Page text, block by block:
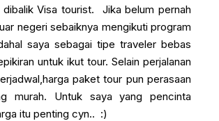
dibalik Visa tourist. Jika belum pernah
negeri sebaiknya mengikuti program
saya sebagai tipe traveler bebas
untuk ikut tour. Selain perjalanan
paket tour pun perasaan
murah. Untuk saya yang pencinta
itu penting cyn.. :)